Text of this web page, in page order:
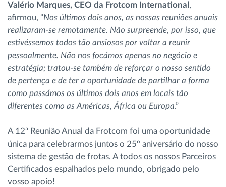
Valério Marques, CEO da Frotcom International ,
afirmou, “Nos últimos dois anos, as nossas reuniões anuais
realizaram-se remotamente. Não surpreende, por isso, que
estivéssemos todos tão ansiosos por voltar a reunir
pessoalmente. Não nos focámos apenas no negócio e
estratégia; tratou-se também de reforçar o nosso sentido
de pertença e de ter a oportunidade de partilhar a forma
como passámos os últimos dois anos em locais tão
diferentes como as Américas, África ou Europa.”
A 12ª Reunião Anual da Frotcom foi uma oportunidade
única para celebrarmos juntos o 25º aniversário do nosso
sistema de gestão de frotas. A todos os nossos Parceiros
Certificados espalhados pelo mundo, obrigado pelo
vosso apoio!